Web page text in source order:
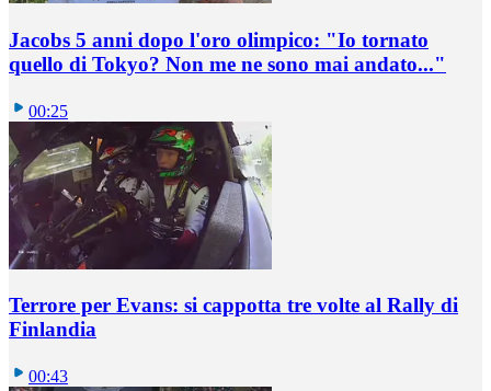
Jacobs 5 anni dopo l'oro olimpico: "Io tornato
quello di Tokyo? Non me ne sono mai andato..."
00:25
Terrore per Evans: si cappotta tre volte al Rally di
Finlandia
00:43